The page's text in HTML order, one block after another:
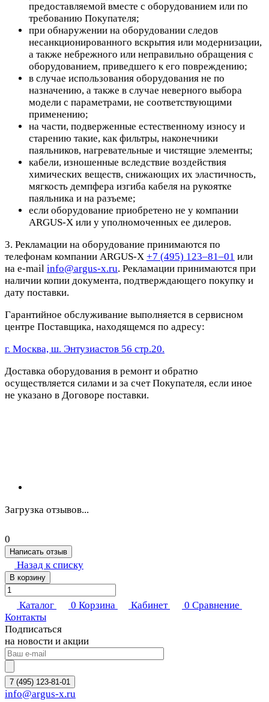
предоставляемой вместе с оборудованием или по
требованию Покупателя;
при обнаружении на оборудовании следов
несанкционированного вскрытия или модернизации,
а также небрежного или неправильно обращения с
оборудованием, приведшего к его повреждению;
в случае использования оборудования не по
назначению, а также в случае неверного выбора
модели с параметрами, не соответствующими
применению;
на части, подверженные естественному износу и
старению такие, как фильтры, наконечники
паяльников, нагревательные и чистящие элементы;
кабели, изношенные вследствие воздействия
химических веществ, снижающих их эластичность,
мягкость демпфера изгиба кабеля на рукоятке
паяльника и на разъеме;
если оборудование приобретено не у компании
ARGUS-X или у уполномоченных ее дилеров.
3. Рекламации на оборудование принимаются по
телефонам компании ARGUS-X +7 (495) 123–81–01 или
на e-mail info@argus-x.ru. Рекламации принимаются при
наличии копии документа, подтверждающего покупку и
дату поставки.
Гарантийное обслуживание выполняется в сервисном
центре Поставщика, находящемся по адресу:
г. Москва, ш. Энтузиастов 56 стр.20.
Доставка оборудования в ремонт и обратно
осуществляется силами и за счет Покупателя, если иное
не указано в Договоре поставки.
Загрузка отзывов...
0
Написать отзыв
Назад к списку
В корзину
Каталог 0 Корзина Кабинет 0 Сравнение
Контакты
Подписаться
на новости и акции
7 (495) 123-81-01
info@argus-x.ru